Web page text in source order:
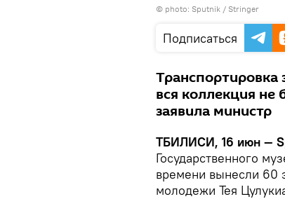
© photo: Sputnik / Stringer
Подписаться
Транспортировка
вся коллекция не
заявила министр
ТБИЛИСИ, 16 июн —
Государственного
времени вынесли 60
молодежи Тея